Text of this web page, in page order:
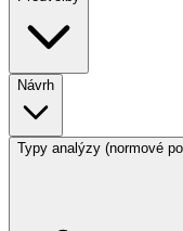
Návrh
Typy analýzy (normové